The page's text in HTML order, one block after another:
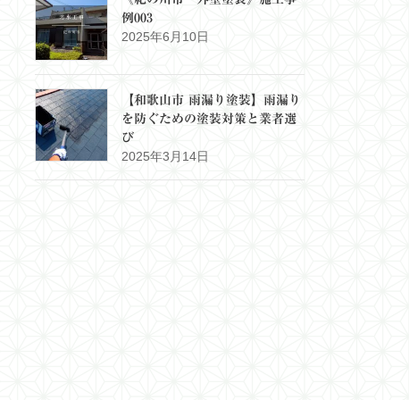
例003
2025年6月10日
【和歌山市 雨漏り塗装】雨漏り
を防ぐための塗装対策と業者選
び
2025年3月14日